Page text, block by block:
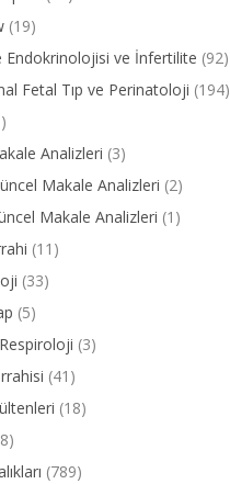
(19)
Endokrinolojisi ve İnfertilite (92)
Fetal Tıp ve Perinatoloji (194)
Analizleri (3)
Makale Analizleri (2)
Makale Analizleri (1)
(11)
(33)
(5)
(3)
(41)
(18)
(789)